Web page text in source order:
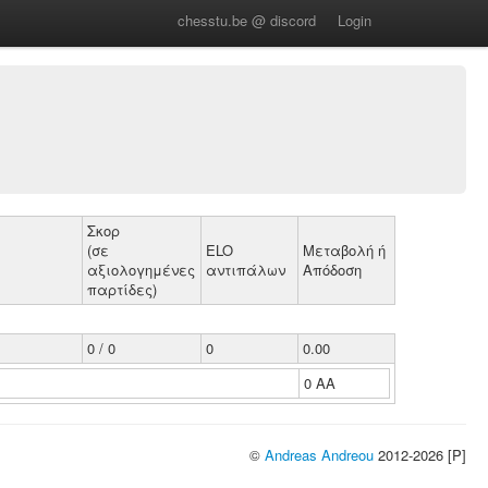
chesstu.be @ discord Login
Σκορ
(σε
αξιολογημένες
παρτίδες)
ELO
αντιπάλων
Μεταβολή ή
Απόδοση
0 / 0 0
0.00
0 ΑΑ
© Andreas Andreou 2012-2026 [P]